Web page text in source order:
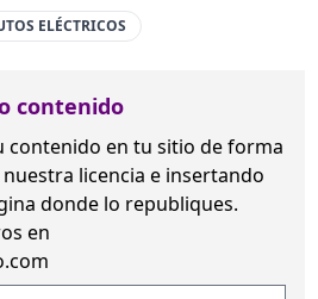
ELÉCTRICOS
contenido
contenido en tu sitio de forma
licencia e insertando
donde lo republiques.
en